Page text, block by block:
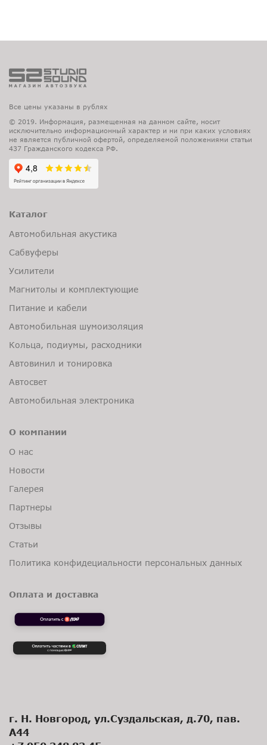
Все цены указаны в рублях
© 2019. Информация, размещенная на данном сайте, носит
исключительно информационный характер и ни при каких условиях
не является публичной офертой, определяемой положениями статьи
437 Гражданского кодекса РФ.
Каталог
Автомобильная акустика
Сабвуферы
Усилители
Магнитолы и комплектующие
Питание и кабели
Автомобильная шумоизоляция
Кольца, подиумы, расходники
Автовинил и тонировка
Автосвет
Автомобильная электроника
О компании
О нас
Новости
Галерея
Партнеры
Отзывы
Статьи
Политика конфидециальности персональных данных
Оплата и доставка
г. Н. Новгород, ул.Суздальская, д.70, пав.
А44